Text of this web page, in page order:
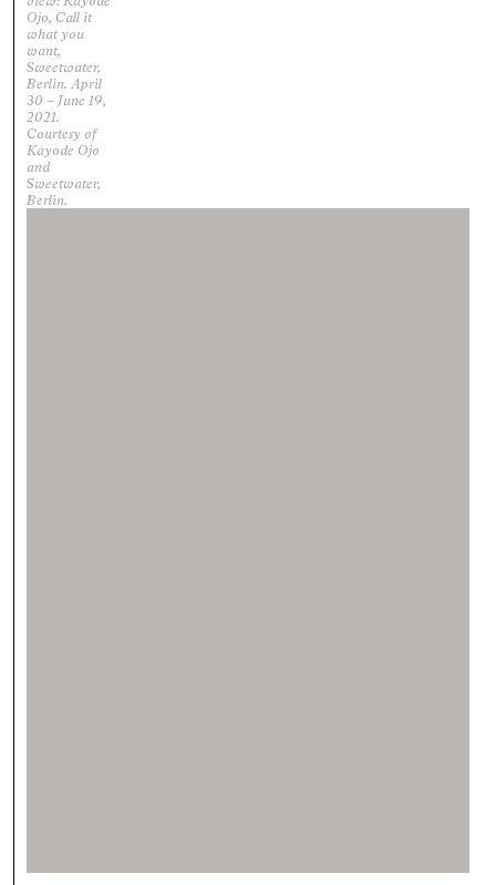
Ojo, Call it
what you
want,
Sweetwater,
Berlin. April
30 – June 19,
2021.
Courtesy of
Kayode Ojo
and
Sweetwater,
Berlin.